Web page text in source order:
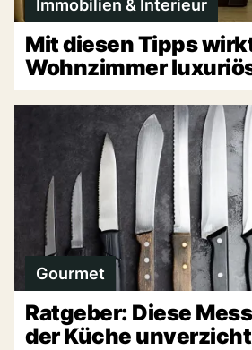
Immobilien & Interieur
Mit diesen Tipps
Wohnzimmer
Gourmet
Ratgeber: Diese
der Küche